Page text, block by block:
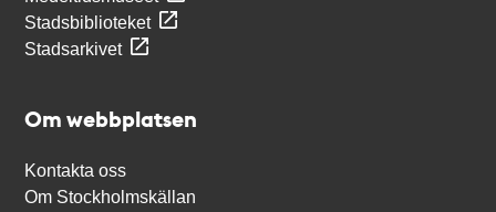
Stadsbiblioteket
Stadsarkivet
Om webbplatsen
Kontakta oss
Om Stockholmskällan